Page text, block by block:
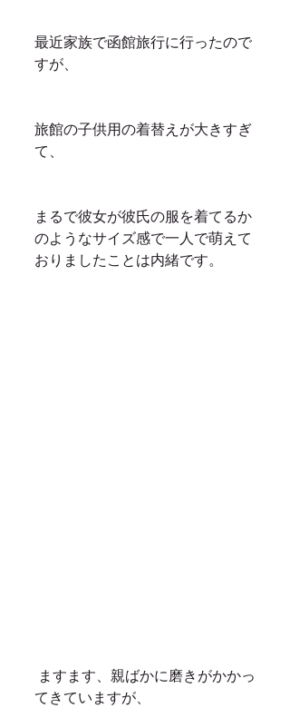
最近家族で函館旅行に行ったので
すが、
旅館の子供用の着替えが大きすぎ
て、
まるで彼女が彼氏の服を着てるか
のようなサイズ感で一人で萌えて
おりましたことは内緒です。
てきていますが、